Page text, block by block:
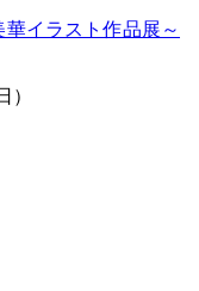
イラスト作品展～
）